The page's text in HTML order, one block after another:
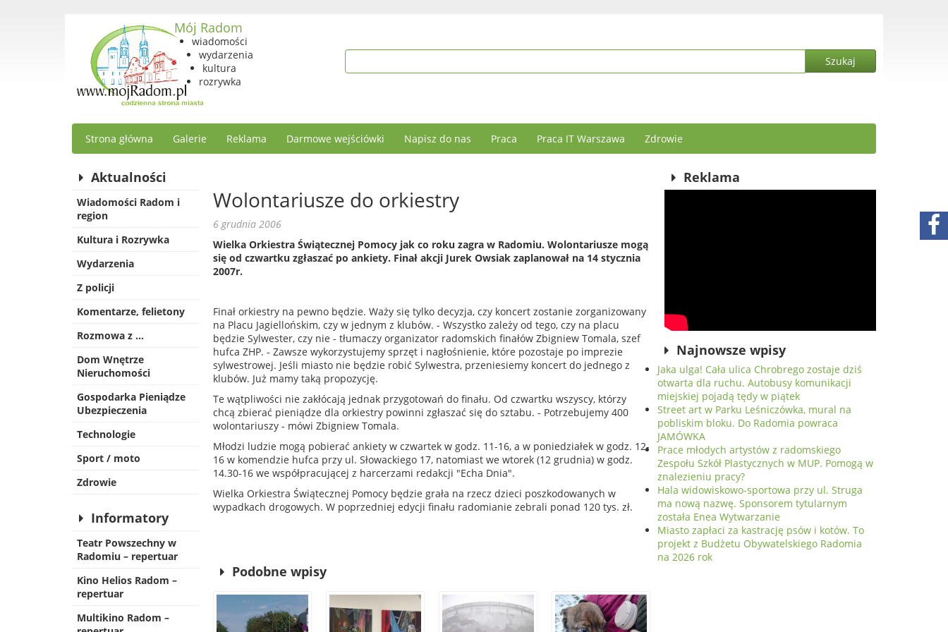
Mój Radom
wiadomości
wydarzenia
kultura
rozrywka
Strona główna Galerie Reklama Darmowe wejściówki Napisz do nas Praca Praca IT Warszawa Zdrowie
Aktualności
Wiadomości Radom i
region
Kultura i Rozrywka
Wydarzenia
Z policji
Komentarze, felietony
Rozmowa z …
Dom Wnętrze
Nieruchomości
Gospodarka Pieniądze
Ubezpieczenia
Technologie
Sport / moto
Zdrowie
Informatory
Teatr Powszechny w
Radomiu – repertuar
Kino Helios Radom –
repertuar
Multikino Radom –
Wolontariusze do orkiestry
6 grudnia 2006
Wielka Orkiestra Świątecznej Pomocy jak co roku zagra w Radomiu. Wolontariusze mogą
się od czwartku zgłaszać po ankiety. Finał akcji Jurek Owsiak zaplanował na 14 stycznia
2007r.
Finał orkiestry na pewno będzie. Waży się tylko decyzja, czy koncert zostanie zorganizowany
na Placu Jagiellońskim, czy w jednym z klubów. - Wszystko zależy od tego, czy na placu
będzie Sylwester, czy nie - tłumaczy organizator radomskich finałów Zbigniew Tomala, szef
hufca ZHP. - Zawsze wykorzystujemy sprzęt i nagłośnienie, które pozostaje po imprezie
sylwestrowej. Jeśli miasto nie będzie robić Sylwestra, przeniesiemy koncert do jednego z
klubów. Już mamy taką propozycję.
Te wątpliwości nie zakłócają jednak przygotowań do finału. Od czwartku wszyscy, którzy
chcą zbierać pieniądze dla orkiestry powinni zgłaszać się do sztabu. - Potrzebujemy 400
wolontariuszy - mówi Zbigniew Tomala.
Młodzi ludzie mogą pobierać ankiety w czwartek w godz. 11-16, a w poniedziałek w godz. 12-
16 w komendzie hufca przy ul. Słowackiego 17, natomiast we wtorek (12 grudnia) w godz.
14.30-16 we współpracującej z harcerzami redakcji "Echa Dnia".
Wielka Orkiestra Świątecznej Pomocy będzie grała na rzecz dzieci poszkodowanych w
wypadkach drogowych. W poprzedniej edycji finału radomianie zebrali ponad 120 tys. zł.
Podobne wpisy
Reklama
Najnowsze wpisy
Jaka ulga! Cała ulica Chrobrego zostaje dziś
otwarta dla ruchu. Autobusy komunikacji
miejskiej pojadą tędy w piątek
Street art w Parku Leśniczówka, mural na
pobliskim bloku. Do Radomia powraca
JAMÓWKA
Prace młodych artystów z radomskiego
Zespołu Szkół Plastycznych w MUP. Pomogą w
znalezieniu pracy?
Hala widowiskowo-sportowa przy ul. Struga
ma nową nazwę. Sponsorem tytularnym
została Enea Wytwarzanie
Miasto zapłaci za kastrację psów i kotów. To
projekt z Budżetu Obywatelskiego Radomia
na 2026 rok